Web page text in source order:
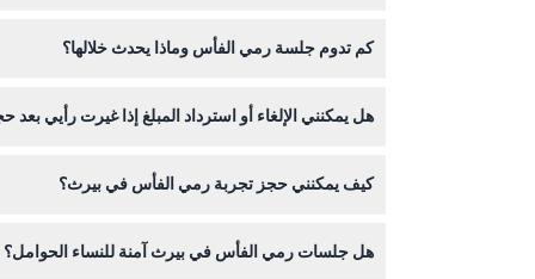
كيفية الاسترداد
قواعد اللباس
سياسة الإلغاء
كم تدوم جلسة رمي الفأس وماذا يحدث خلالها؟
هل يمكنني الإلغاء أو استرداد المبلغ إذا غيرت رأيي
كيف يمكنني حجز تجربة رمي الفأس في بيرث؟
هل جلسات رمي الفأس في بيرث آمنة للنساء الحوامل؟